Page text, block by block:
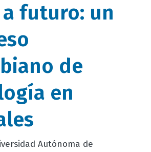
futuro: un
de
en
Autónoma de